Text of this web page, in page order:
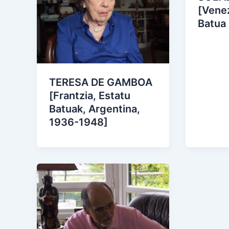
TERESA DE GAMBOA
[Frantzia, Estatu
Batuak, Argentina,
1936-1948]
Batua